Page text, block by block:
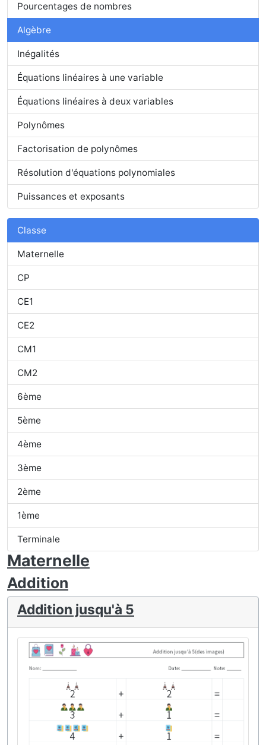
Pourcentages de nombres
Algèbre
Inégalités
Équations linéaires à une variable
Équations linéaires à deux variables
Polynômes
Factorisation de polynômes
Résolution d'équations polynomiales
Puissances et exposants
Classe
Maternelle
CP
CE1
CE2
CM1
CM2
6ème
5ème
4ème
3ème
2ème
1ème
Terminale
Maternelle
Addition
Addition jusqu'à 5